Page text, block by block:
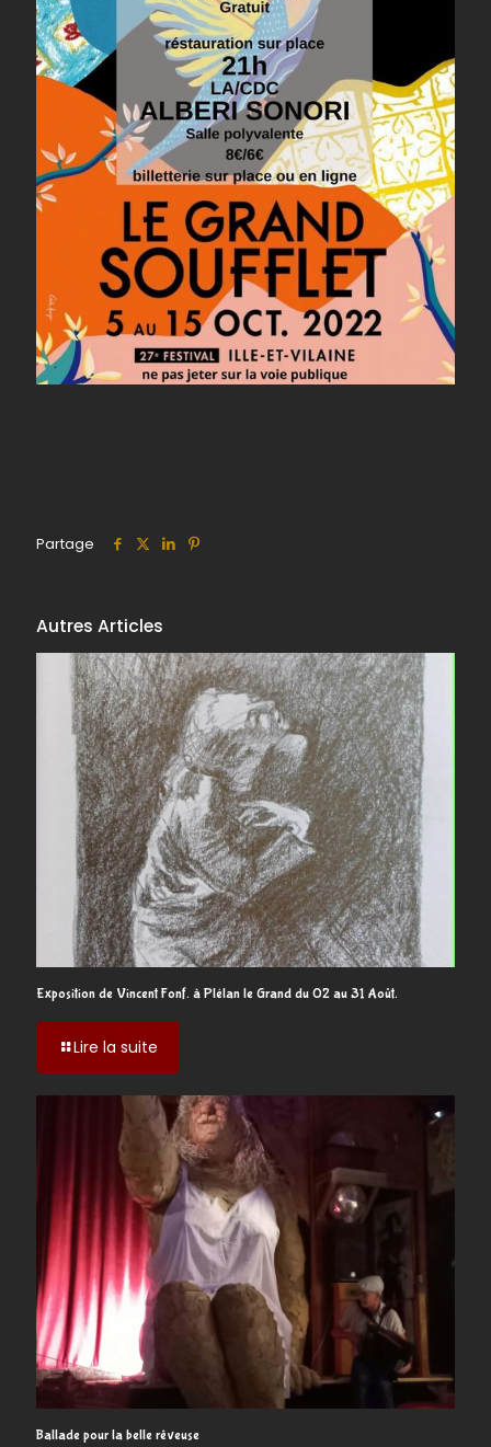
Partage
Autres Articles
Exposition de Vincent Fonf. à Plélan le Grand du 02 au 31 Août.
Lire la suite
de
Vincent
Fonf.
à
Plélan
Grand
du
02
au
31
Août.
Ballade pour la belle rêveuse